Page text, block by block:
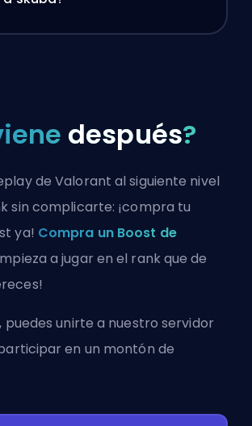
después?
de Valorant al siguiente nivel
sin complicarte: ¡compra tu
ya! Compra un Boost de
a jugar en el rank que de
puedesunirte a nuestro servidor
en un montón de